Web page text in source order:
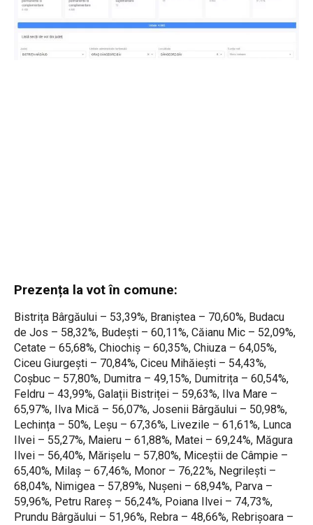
Prezența la vot în comune:
Bistrița Bârgăului – 53,39%, Braniștea – 70,60%, Budacu
de Jos – 58,32%, Budești – 60,11%, Căianu Mic – 52,09%,
Cetate – 65,68%, Chiochiș – 60,35%, Chiuza – 64,05%,
Ciceu Giurgești – 70,84%, Ciceu Mihăiești – 54,43%,
Coșbuc – 57,80%, Dumitra – 49,15%, Dumitrița – 60,54%,
Feldru – 43,99%, Galații Bistriței – 59,63%, Ilva Mare –
65,97%, Ilva Mică – 56,07%, Josenii Bârgăului – 50,98%,
Lechința – 50%, Leșu – 67,36%, Livezile – 61,61%, Lunca
Ilvei – 55,27%, Maieru – 61,88%, Matei – 69,24%, Măgura
Ilvei – 56,40%, Mărișelu – 57,80%, Miceștii de Câmpie –
65,40%, Milaș – 67,46%, Monor – 76,22%, Negrilești –
68,04%, Nimigea – 57,89%, Nușeni – 68,94%, Parva –
59,96%, Petru Rareș – 56,24%, Poiana Ilvei – 74,73%,
Prundu Bârgăului – 51,96%, Rebra – 48,66%, Rebrișoara –